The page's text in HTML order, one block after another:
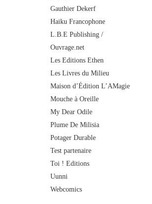
Gauthier Dekerf
Haiku Francophone
L.B.E Publishing /
Ouvrage.net
Les Editions Ethen
Les Livres du Milieu
Maison d’Édition L’AMagie
Mouche à Oreille
My Dear Odile
Plume De Milisia
Potager Durable
Test partenaire
Toi ! Editions
Uunni
Webcomics